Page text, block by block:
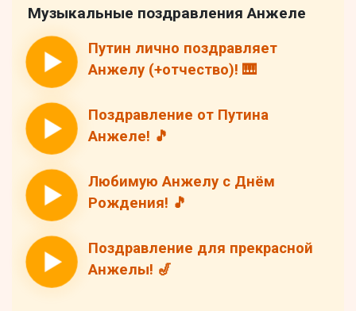
Музыкальные поздравления Анжеле
Путин лично поздравляет
Анжелу (+отчество)! 🎹
Поздравление от Путина
Анжеле! 🎵
Любимую Анжелу с Днём
Рождения! 🎵
Поздравление для прекрасной
Анжелы! 🎷